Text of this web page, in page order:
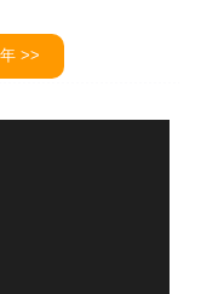
>>